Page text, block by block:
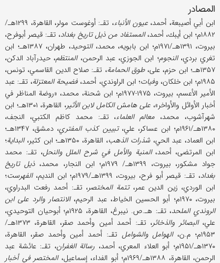
المصادر
ابن أبي أصیبعة، أحمد،عیون الأنباء
، تقـ: أوغوست مولر، القاهرة، ۱۲۹۹هـ/
۱۸۸۲م؛ ابن أیبك، أحمد،
المستفاد من ذیل تاریخ بغداد، تقـ: قیصر أبوفرح،
بیروت، ۱۳۹۱هـ/۱۹۷۱م؛ ابن بابویه، محمد،
التوحید
، طهران، ۱۳۸۷هـ؛ ابن
تغري بردي،النجوم؛ ابن الجوزي، عبد الرحمن،المنتظم، حیدرآباد الدكن،
۱۳۵۷هـ؛ ابن حزم، علی،
طوق الحمامة، تقـ: صلاح ‌الدین القاسمي، تونس،
۱۹۸۵م؛ ابن خلكان،
وفیات؛ ابن الراوندي، أحمد،فضیحة المعتزلة، تقـ: عبد
الأمیر الأعسم، بیروت، ۱۹۷۵-۱۹۷۷م؛ ابن شحنة، محمد، «روضة المناظر في
أخبار الأوائل والأواخر»،علی هامش الكامل لابن الأثیر
، القاهرة، ۱۳۰۱هـ؛ ابن
شهرآشوب، محمد، معالم العلماء، تقـ: محمد كاظم الكتبي، النجف،
۱۳۸۰هـ/۱۹۶۱م؛ ابن عساكر، علي،
تبیین كذب المفتري
، دمشق، ۱۳۴۷هـ؛
ابن العماد، عبد الحي،شذرات الذهب، القاهرة، ۱۳۵۰هـ؛ ابن كثیر، البدایة؛
ابن المرتضی، أحمد،المنیة والأمل في شرح الملل والنحل، تقـ: محمد
جواد مشكور، بیروت، ۱۳۹۹هـ/ ۱۹۷۹م؛ ابن النجار، محمد،
ذیل تاریخ
بغداد، تقـ: قیصر أبو فرح، بیروت، ۱۳۹۹هـ/۱۹۷۹م؛ ابن الندیم، الفهرست؛
ابن الوردي، زین‌ الدین عمر، تتمة المختصر، تقـ: أحمد رفعت البدراوي،
بیروت، ۱۹۷۰م؛ أبو الحسين الخیاط، عبد الرحیم،
الانتصار والرد علی ابن
الروندي الملحد
، تقـ: هـ.ص. نیبرغ، القاهرة، ۱۹۲۵م؛ أبوحیان التوحیدي،
علي،البصائر والذخائر
، تقـ: أحمد أمین وأحمد صقر، القاهرة، ۱۳۷۳هـ/
۱۹۵۳م؛ م.ن،
الهوامل والشوامل تقـ: أحمد أمین وأحمد صقر، القاهرة،
۱۳۷۰هـ/۱۹۵۱م؛ أبو العلاء المعري، أحمد،
رسالة الغفران، تقـ: عائشة عبد
الرحمن، القاهرة، ۱۳۸۸هـ/۱۹۶۹م؛ أبو الفداء، إسماعیل،
المختصر في أخبار